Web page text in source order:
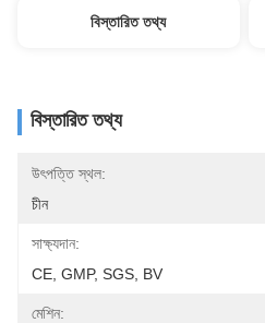
বিস্তারিত তথ্য
বিস্তারিত তথ্য
উৎপত্তি স্থল:
চীন
সাক্ষ্যদান:
CE, GMP, SGS, BV
মেশিন: